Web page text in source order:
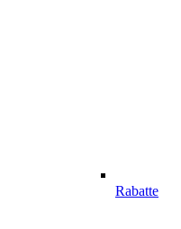
Rabatte